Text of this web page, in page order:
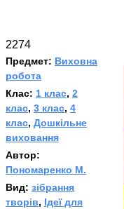
2274
Предмет: Виховна
робота
Клас: 1 клас, 2
клас, 3 клас, 4
клас, Дошкільне
виховання
Автор:
Пономаренко М.
Вид: зібрання
творів, Ідеї для